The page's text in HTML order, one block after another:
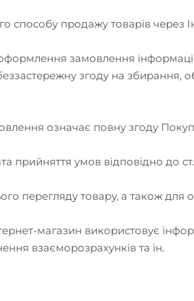
способу продажу товарів через
оформлення замовлення
згоду на збирання,
означає повну згоду
умов відповідно до
перегляду товару, а також
магазин використовує
взаєморозрахунків та ін.